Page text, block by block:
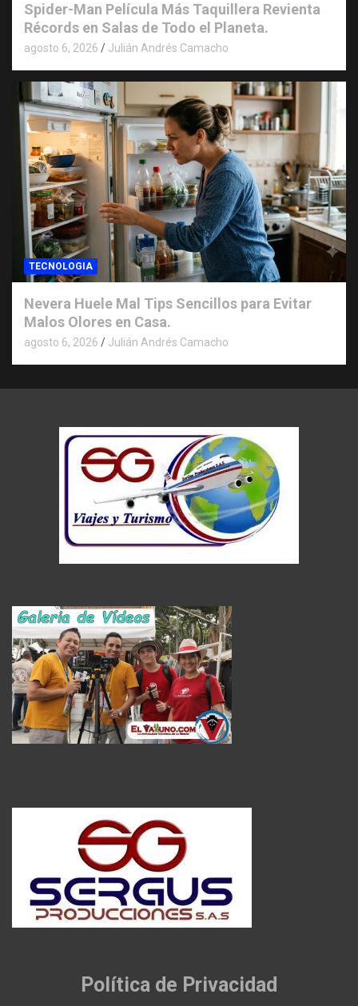
Spider-Man Película Más Taquillera Revienta
Récords en Salas de Todo el Planeta.
agosto 6, 2026 Julián Andrés Camacho
TECNOLOGIA
Nevera Huele Mal Tips Sencillos para Evitar
Malos Olores en Casa.
agosto 6, 2026 Julián Andrés Camacho
Política de Privacidad